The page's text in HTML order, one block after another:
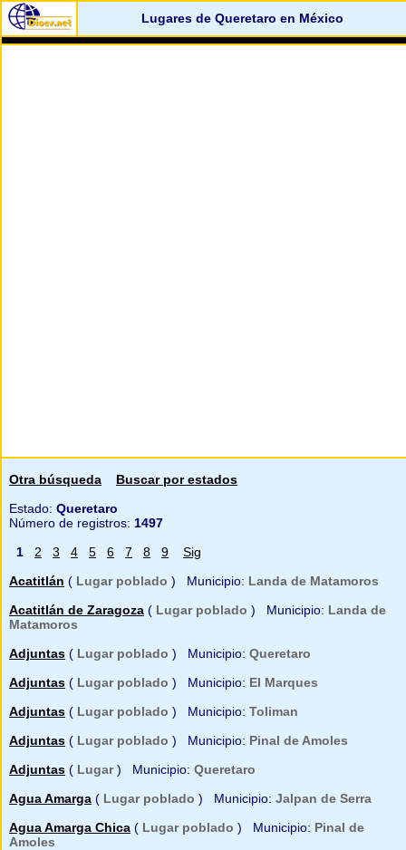
Lugares de Queretaro en México
Otra búsqueda
Buscar por estados
Estado: Queretaro
Número de registros: 1497
1
2 3 4 5 6 7 8 9
Sig
Acatitlán ( Lugar poblado ) Municipio: Landa de Matamoros
Acatitlán de Zaragoza ( Lugar poblado ) Municipio: Landa de
Matamoros
Adjuntas ( Lugar poblado ) Municipio: Queretaro
Adjuntas ( Lugar poblado ) Municipio: El Marques
Adjuntas ( Lugar poblado ) Municipio: Toliman
Adjuntas ( Lugar poblado ) Municipio: Pinal de Amoles
Adjuntas ( Lugar) Municipio: Queretaro
Agua Amarga ( Lugar poblado ) Municipio: Jalpan de Serra
Agua Amarga Chica ( Lugar poblado ) Municipio: Pinal de
Amoles